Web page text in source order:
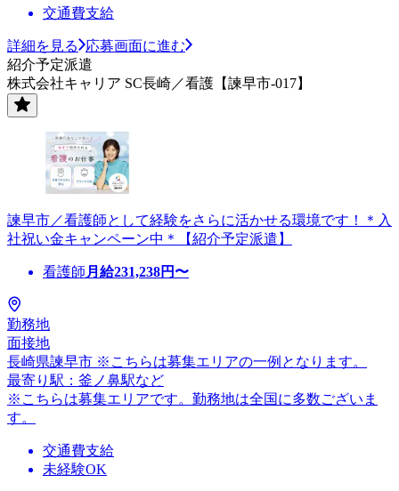
交通費支給
詳細を見る
応募画面に進む
紹介予定派遣
株式会社キャリア SC長崎／看護【諫早市-017】
諫早市／看護師として経験をさらに活かせる環境です！＊入
社祝い金キャンペーン中＊【紹介予定派遣】
看護師 月給231,238円〜
勤務地
面接地
長崎県諫早市 ※こちらは募集エリアの一例となります。
最寄り駅：釜ノ鼻駅など
※こちらは募集エリアです。勤務地は全国に多数ございま
す。
交通費支給
未経験OK